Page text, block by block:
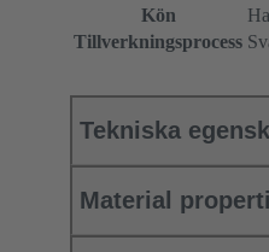
Kön
Tillverkningsprocess
Tekniska
Material